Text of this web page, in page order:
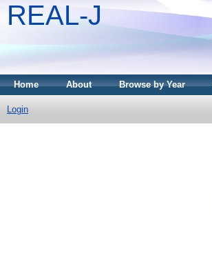
REAL-J
Home About Browse by Year
Login